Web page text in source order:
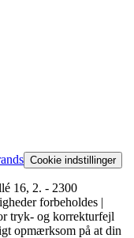
Cookie indstillinger
16, 2. - 2300
forbeholdes |
tryk- og korrekturfejl
opmærksom på at din